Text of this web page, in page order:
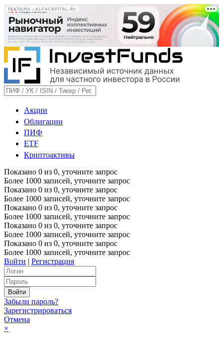
РЕКЛАМА • ALFACAPITAL.RU
Акции
Облигации
ПИФ
ETF
Криптоактивы
Показано 0 из 0, уточните запрос
Более 1000 записей, уточните запрос
Показано 0 из 0, уточните запрос
Более 1000 записей, уточните запрос
Показано 0 из 0, уточните запрос
Более 1000 записей, уточните запрос
Показано 0 из 0, уточните запрос
Более 1000 записей, уточните запрос
Показано 0 из 0, уточните запрос
Более 1000 записей, уточните запрос
Войти | Регистрация
Забыли пароль?
Зарегистрироваться
Отмена
×